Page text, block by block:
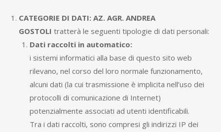
CATEGORIE DI DATI: AZ. AGR. ANDREA
GOSTOLI tratterà le seguenti tipologie di dati personali:
Dati raccolti in automatico:
i sistemi informatici alla base di questo sito web
rilevano, nel corso del loro normale funzionamento,
alcuni dati (la cui trasmissione è implicita nell’uso dei
protocolli di comunicazione di Internet)
potenzialmente associati ad utenti identificabili.
Tra i dati raccolti, sono compresi gli indirizzi IP dei